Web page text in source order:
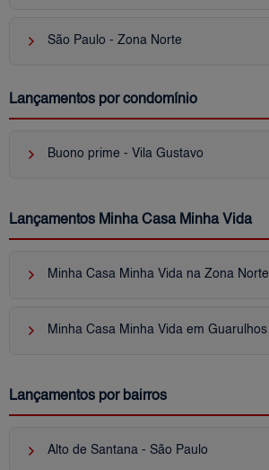
keyboard_arrow_right São Paulo - Zona Norte
Lançamentos por condomínio
keyboard_arrow_right Buono prime - Vila Gustavo
Lançamentos Minha Casa Minha Vida
keyboard_arrow_right Minha Casa Minha Vida na Zona Norte
keyboard_arrow_right Minha Casa Minha Vida em Guarulhos
Lançamentos por bairros
keyboard_arrow_right Alto de Santana - São Paulo